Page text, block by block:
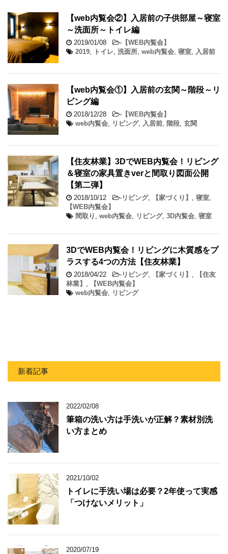
【web内覧会②】入居前の子供部屋～寝室
～洗面所～トイレ編
2019/01/08 - 【WEB内覧会】
2019, トイレ, 洗面所, web内覧会, 寝室, 入居前
【web内覧会①】入居前の玄関～階段～リ
ビング編
2018/12/28 - 【WEB内覧会】
web内覧会, リビング, 入居前, 階段, 玄関
【住友林業】3DでWEB内覧会！リビング
＆寝室の家具置きverと間取り図面公開
【第二弾】
2018/10/12 - リビング, 【家づくり】 , 寝室,
【WEB内覧会】
間取り , web内覧会, リビング, 3D内覧会, 寝室
3DでWEB内覧会！リビングに木質感をプ
ラスする4つの方法【住友林業】
2018/04/22 - リビング, 【家づくり】 ,
【住友
林業】 ,
【WEB内覧会】
web内覧会, リビング
新着記事
2022/02/08
筆箱の洗い方は手洗いが正解？素材別洗
い方まとめ
2021/10/02
トイレに手洗い場は必要？2年使って実感
「つけないメリット」
2020/07/19